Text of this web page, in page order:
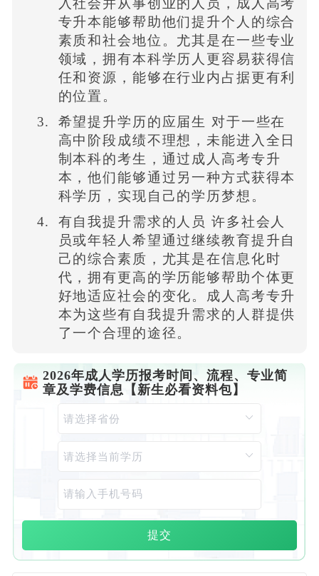
入社会并从事创业的人员，成人高考
专升本能够帮助他们提升个人的综合
素质和社会地位。尤其是在一些专业
领域，拥有本科学历人更容易获得信
任和资源，能够在行业内占据更有利
的位置。
希望提升学历的应届生 对于一些在
高中阶段成绩不理想，未能进入全日
制本科的考生，通过成人高考专升
本，他们能够通过另一种方式获得本
科学历，实现自己的学历梦想。
有自我提升需求的人员 许多社会人
员或年轻人希望通过继续教育提升自
己的综合素质，尤其是在信息化时
代，拥有更高的学历能够帮助个体更
好地适应社会的变化。成人高考专升
本为这些有自我提升需求的人群提供
了一个合理的途径。
2026年成人学历报考时间、流程、专业简
章及学费信息【新生必看资料包】
提交